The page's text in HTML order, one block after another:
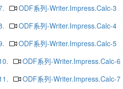
ODF系列-Writer.Impress.Calc-3
ODF系列-Writer.Impress.Calc-4
ODF系列-Writer.Impress.Calc-5
ODF系列-Writer.Impress.Calc-6
ODF系列-Writer.Impress.Calc-7